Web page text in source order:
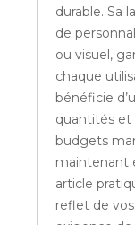
durable. Sa
de
ou visuel,
chaque
bénéficie
quantités et
budgets
maintenant
article
reflet de